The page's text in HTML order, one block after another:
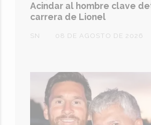
Acindar al hombre clave
carrera de Lionel
SN 08 DE AGOSTO DE 2026